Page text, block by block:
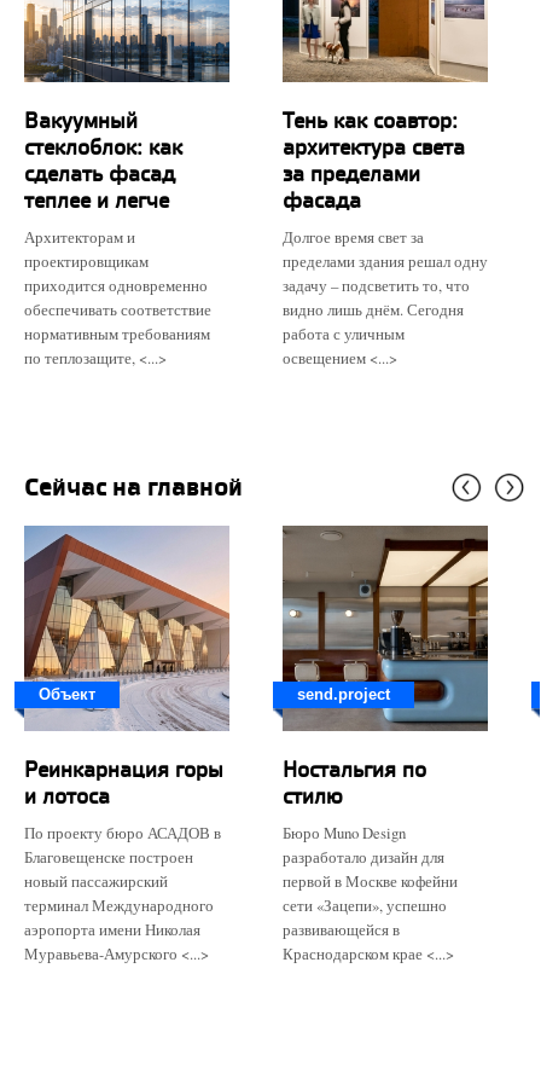
Вакуумный
стеклоблок: как
сделать фасад
теплее и легче
Архитекторам и
проектировщикам
приходится одновременно
обеспечивать соответствие
нормативным требованиям
по теплозащите, <...>
Тень как соавтор:
архитектура света
за пределами
фасада
Долгое время свет за
пределами здания решал одну
задачу – подсветить то, что
видно лишь днём. Сегодня
работа с уличным
освещением <...>
Сейчас на главной
Объект
Реинкарнация горы
и лотоса
По проекту бюро АСАДОВ в
Благовещенске построен
новый пассажирский
терминал Международного
аэропорта имени Николая
Муравьева-Амурского <...>
send.project
Ностальгия по
стилю
Бюро Muno Design
разработало дизайн для
первой в Москве кофейни
сети «Зацепи», успешно
развивающейся в
Краснодарском крае <...>